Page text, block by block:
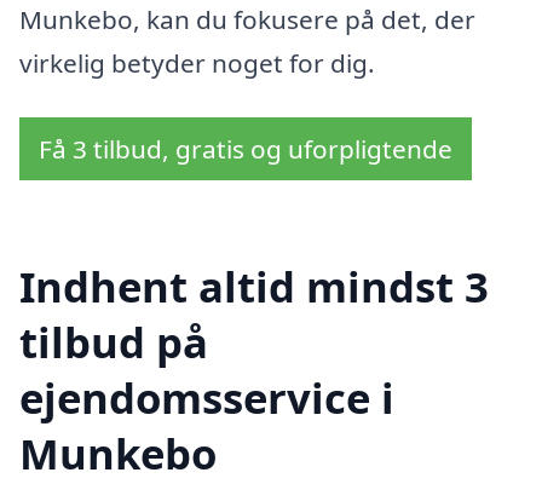
Munkebo, kan du fokusere på det, der
virkelig betyder noget for dig.
Få 3 tilbud, gratis og uforpligtende
Indhent altid mindst 3
tilbud på
ejendomsservice i
Munkebo